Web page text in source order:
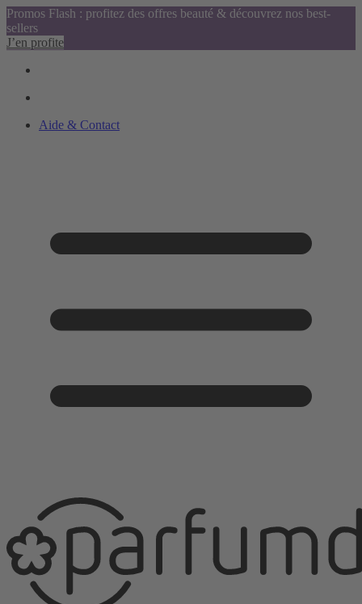
Promos Flash : profitez des offres beauté & découvrez nos best-
sellers
J’en profite
Aide & Contact